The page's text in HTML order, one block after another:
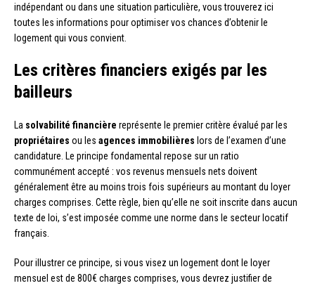
indépendant ou dans une situation particulière, vous trouverez ici
toutes les informations pour optimiser vos chances d’obtenir le
logement qui vous convient.
Les critères financiers exigés par les
bailleurs
La solvabilité financière représente le premier critère évalué par les
propriétaires ou les agences immobilières lors de l’examen d’une
candidature. Le principe fondamental repose sur un ratio
communément accepté : vos revenus mensuels nets doivent
généralement être au moins trois fois supérieurs au montant du loyer
charges comprises. Cette règle, bien qu’elle ne soit inscrite dans aucun
texte de loi, s’est imposée comme une norme dans le secteur locatif
français.
Pour illustrer ce principe, si vous visez un logement dont le loyer
mensuel est de 800€ charges comprises, vous devrez justifier de